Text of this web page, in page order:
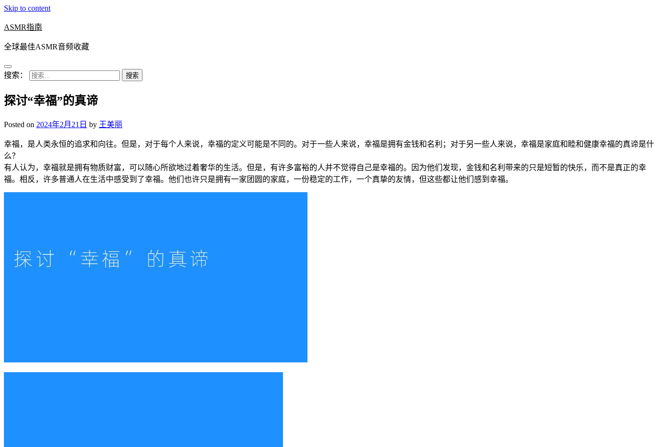
Skip to content
ASMR指南
全球最佳ASMR音频收藏
搜索：
探讨“幸福”的真谛
Posted on 2024年2月21日 by 王美丽
幸福，是人类永恒的追求和向往。但是，对于每个人来说，幸福的定义可能是不同的。对于一些人来说，幸福是拥有金钱和名利；对于另一些人来说，幸福是家庭和睦和健康幸福的真谛是什
么？
有人认为，幸福就是拥有物质财富，可以随心所欲地过着奢华的生活。但是，有许多富裕的人并不觉得自己是幸福的。因为他们发现，金钱和名利带来的只是短暂的快乐，而不是真正的幸
福。相反，许多普通人在生活中感受到了幸福。他们也许只是拥有一家团圆的家庭，一份稳定的工作，一个真挚的友情，但这些都让他们感到幸福。